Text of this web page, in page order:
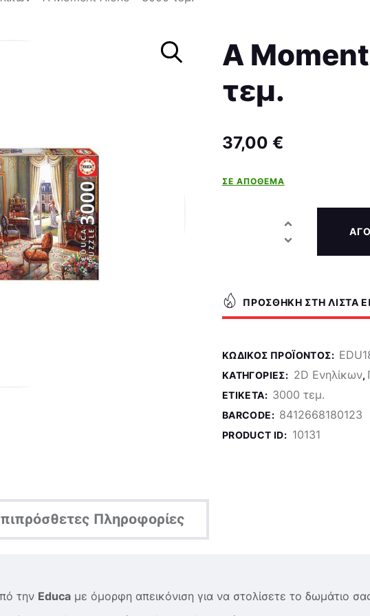
A
τεμ.
37,00 €
ΣΕ ΑΠΌΘΕΜΑ
ΠΡΟΣΘΉΚΗ ΣΤΗ ΛΊΣΤΑ
ΚΩΔΙΚΌΣ ΠΡΟΪΌΝΤΟΣ:
ΚΑΤΗΓΟΡΊΕΣ: 2D Ενηλίκων,
ΕΤΙΚΈΤΑ: 3000 τεμ.
BARCODE: 8412668180123
PRODUCT ID: 10131
Πληροφορίες
την Educaμε όμορφη απεικόνιση για να στολίσετε το δωμάτιο